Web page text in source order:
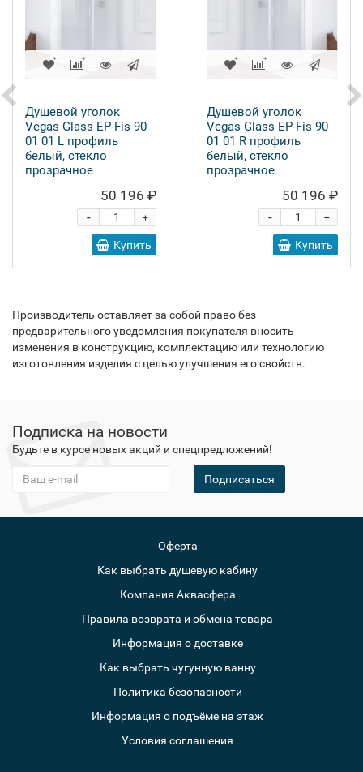
Душевой уголок
Vegas Glass EP-Fis 90
01 01 L профиль
белый, стекло
прозрачное
50 196 ₽
+
-
Купить
Душевой уголок
Vegas Glass EP-Fis 90
01 01 R профиль
белый, стекло
прозрачное
50 196 ₽
+
-
Купить
Производитель оставляет за собой право без
предварительного уведомления покупателя вносить
изменения в конструкцию, комплектацию или технологию
изготовления изделия с целью улучшения его свойств.
Подписка на новости
Будьте в курсе новых акций и спецпредложений!
Подписаться
Оферта
Как выбрать душевую кабину
Компания Аквасфера
Правила возврата и обмена товара
Информация о доставке
Как выбрать чугунную ванну
Политика безопасности
Информация о подъёме на этаж
Условия соглашения